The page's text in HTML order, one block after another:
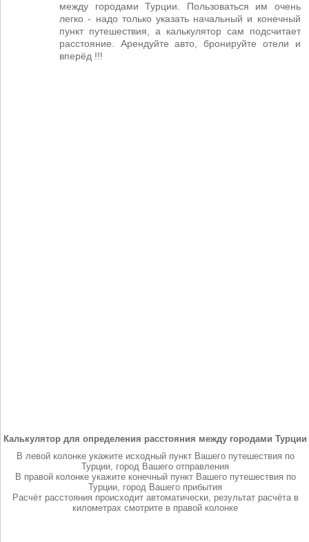
между городами Турции. Пользоваться им очень
легко - надо только указать начальный и конечный
пункт путешествия, а калькулятор сам подсчитает
расстояние. Арендуйте авто, бронируйте отели и
вперёд !!!
Калькулятор для определения расстояния между городами Турции
В левой колонке укажите исходный пункт Вашего путешествия по
Турции, город Вашего отправления
В правой колонке укажите конечный пункт Вашего путешествия по
Турции, город Вашего прибытия
Расчёт расстояния происходит автоматически, результат расчёта в
километрах смотрите в правой колонке